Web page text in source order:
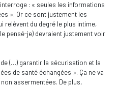
: « seules les informations
». Or ce sont justement les
relèvent du degré le plus intime,
pensé-je) devraient justement voir
(…) garantir la sécurisation et la
de santé échangées ». Ça ne va
assermentées. De plus,